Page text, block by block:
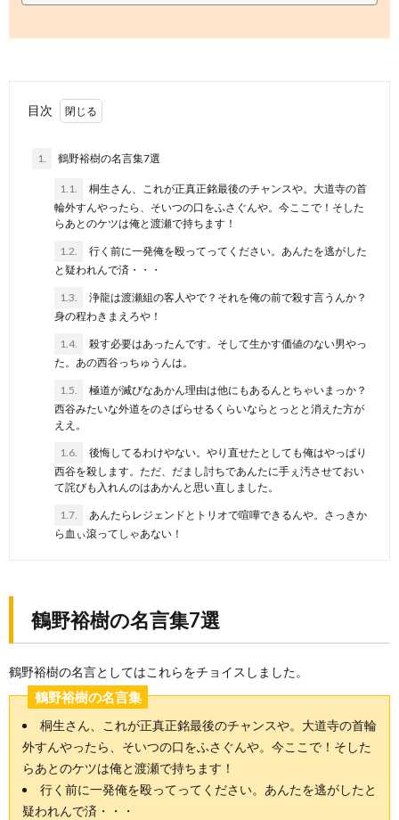
目次
1. 鶴野裕樹の名言集7選
1.1.
桐生さん、これが正真正銘最後のチャンスや。大道寺の首
輪外すんやったら、そいつの口をふさぐんや。今ここで！そした
らあとのケツは俺と渡瀬で持ちます！
1.2.
行く前に一発俺を殴ってってください。あんたを逃がした
と疑われんで済・・・
1.3.
浄龍は渡瀬組の客人やで？それを俺の前で殺す言うんか？
身の程わきまえろや！
1.4.
殺す必要はあったんです。そして生かす価値のない男やっ
た。あの西谷っちゅうんは。
1.5.
極道が滅びなあかん理由は他にもあるんとちゃいまっか？
西谷みたいな外道をのさばらせるくらいならとっとと消えた方が
ええ。
1.6.
後悔してるわけやない。やり直せたとしても俺はやっぱり
西谷を殺します。ただ、だまし討ちであんたに手ぇ汚させておい
て詫びも入れんのはあかんと思い直しました。
1.7.
あんたらレジェンドとトリオで喧嘩できるんや。さっきか
ら血ぃ滾ってしゃあない！
鶴野裕樹の名言集7選
鶴野裕樹の名言としてはこれらをチョイスしました。
鶴野裕樹の名言集
桐生さん、これが正真正銘最後のチャンスや。大道寺の首輪
外すんやったら、そいつの口をふさぐんや。今ここで！そした
らあとのケツは俺と渡瀬で持ちます！
行く前に一発俺を殴ってってください。あんたを逃がしたと
疑われんで済・・・